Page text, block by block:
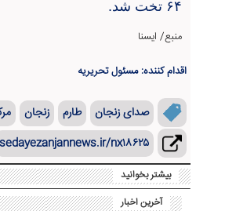
۶۴ تخت شد.
منبع/ ایسنا
اقدام کننده: مسئول تحریریه
صدای زنجان طارم زنجان
sedayezanjannews.ir/nx۱۸۶۲۵
بیشتر بخوانید
آخرین اخبار